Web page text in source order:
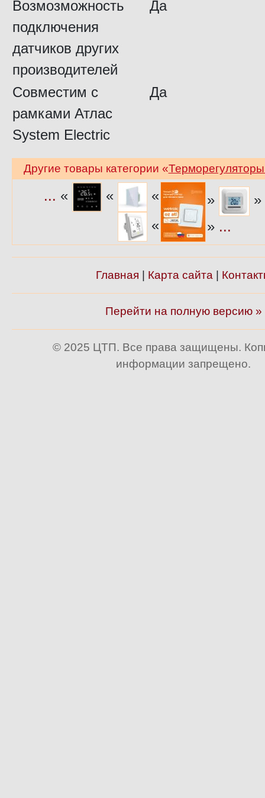
Возмозможность
подключения
датчиков других
производителей
Да
Совместим с
рамками Атлас
System Electric
Да
Другие товары категории «
... « «
«
«
»
»
» ...
Главная Карта сайта
Перейти на полную версию »
© 2025 ЦТП. Все права защищены.
информации запрещено.